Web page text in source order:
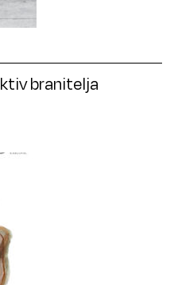
branitelja